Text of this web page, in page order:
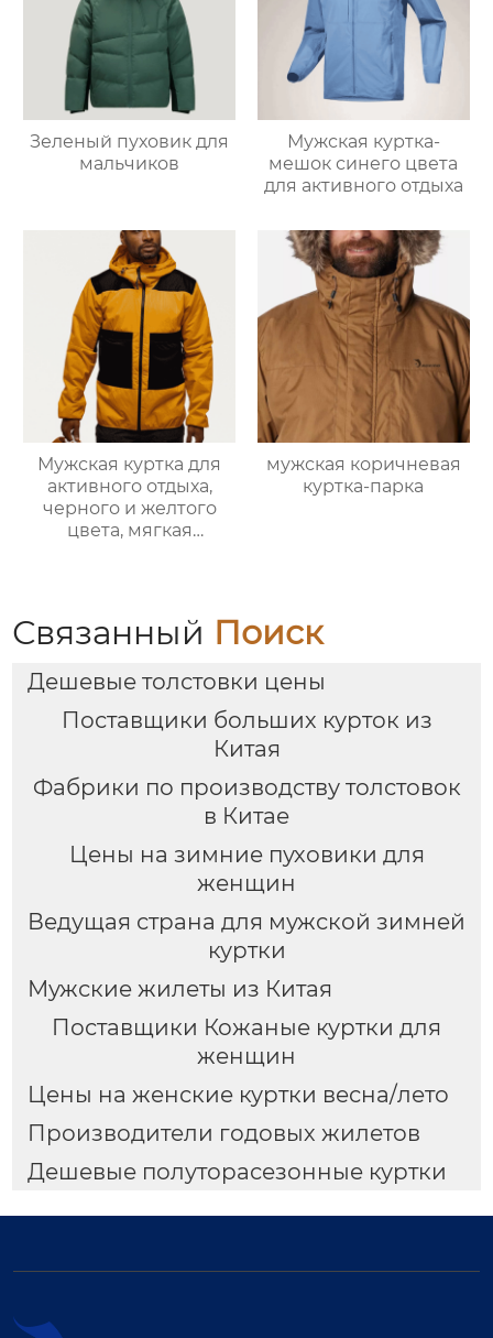
Зеленый пуховик для
мальчиков
Мужская куртка-
мешок синего цвета
для активного отдыха
Мужская куртка для
активного отдыха,
черного и желтого
цвета, мягкая
мужская коричневая
куртка-парка
Связанный Поиск
Дешевые толстовки цены
Поставщики больших курток из
Китая
Фабрики по производству толстовок
в Китае
Цены на зимние пуховики для
женщин
Ведущая страна для мужской зимней
куртки
Мужские жилеты из Китая
Поставщики Кожаные куртки для
женщин
Цены на женские куртки весна/лето
Производители годовых жилетов
Дешевые полуторасезонные куртки